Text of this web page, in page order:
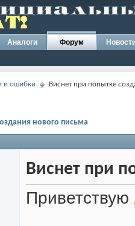
Аналоги Форум
и ошибки Виснет при попытке
нового письма
Виснет при
Приветствую